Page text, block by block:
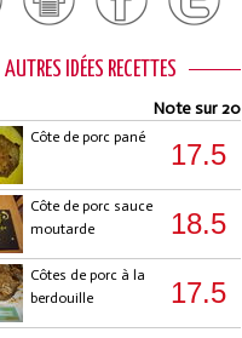
AUTRES IDÉES RECETTES
Note sur 20
Côte de porc pané
17.5
Côte de porc sauce
moutarde
18.5
Côtes de porc à la
berdouille
17.5